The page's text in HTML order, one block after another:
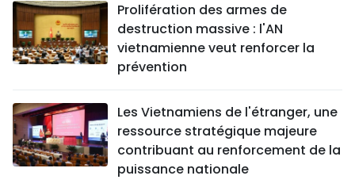
Prolifération des armes de
destruction massive : l'AN
vietnamienne veut renforcer la
prévention
Les Vietnamiens de l'étranger, une
ressource stratégique majeure
contribuant au renforcement de la
puissance nationale